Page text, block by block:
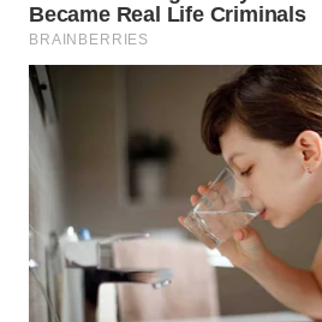
TIMUR
SEMARANG
WN
BOROBUDUR